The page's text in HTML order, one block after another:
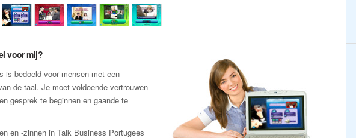
voor mij?
is bedoeld voor mensen met een
de taal. Je moet voldoende vertrouwen
gesprek te beginnen en gaande te
en -zinnen in Talk Business Portugees